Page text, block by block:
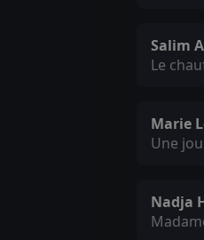
Salim
Le
Marie
Une
Nadja